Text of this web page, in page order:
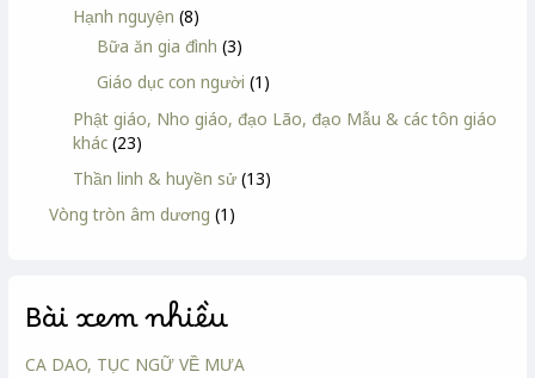
Hạnh nguyện (8)
Bữa ăn gia đình (3)
Giáo dục con người (1)
Phật giáo, Nho giáo, đạo Lão, đạo Mẫu & các tôn giáo
khác (23)
Thần linh & huyền sử (13)
Vòng tròn âm dương (1)
Bài xem nhiều
CA DAO, TỤC NGỮ VỀ MƯA